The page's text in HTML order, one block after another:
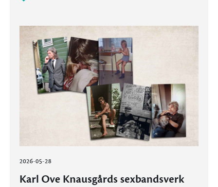
2026-05-28
Karl Ove Knausgårds sexbandsverk